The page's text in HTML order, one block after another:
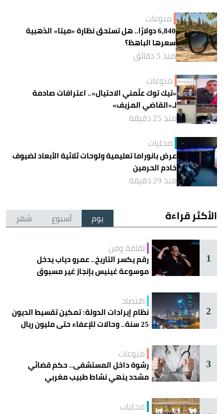
منوعات
6,840 دولارًا.. هل تستحق نظارة «ميتا» الذهبية
سعرها الباهظ؟
منذ 5 دقائق
منوعات
«تيك توك علّمني الاحتيال».. اعترافات صادمة
لـ«القاضي المزيف»
منذ 25 دقيقة
محليات
عرض بانوراما تعليمية ولوحات ثلاثية الأبعاد لضيوف
خادم الحرمين
منذ 29 دقيقة
الأكثر قراءة يوم أسبوع شهر
1
ثقافة وفن
رقم يكسر التاريخ.. عمرو دياب يدخل
موسوعة غينيس بإنجاز غير مسبوق
2
اقتصاد
نظام إيرادات الدولة: تمكين تقسيط الديون
25 سنة.. وحالات للإعفاء حتى مليون ريال
3
منوعات
رشوة داخل المستشفى.. حكم قضائي
مشدد ينهي نشاط طبيب مغربي
محليات